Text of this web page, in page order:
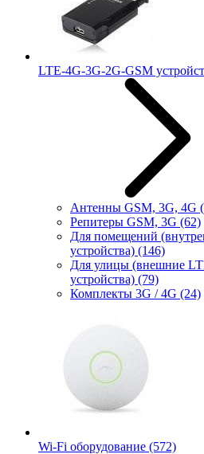
LTE-4G-3G-2G-GSM
Антенны GSM, 3G, 4G
Репитеры GSM, 3G (62)
Для помещений
устройства) (146)
Для улицы (внешние
устройства) (79)
Комплекты 3G / 4G (24)
Wi-Fi оборудование (572)